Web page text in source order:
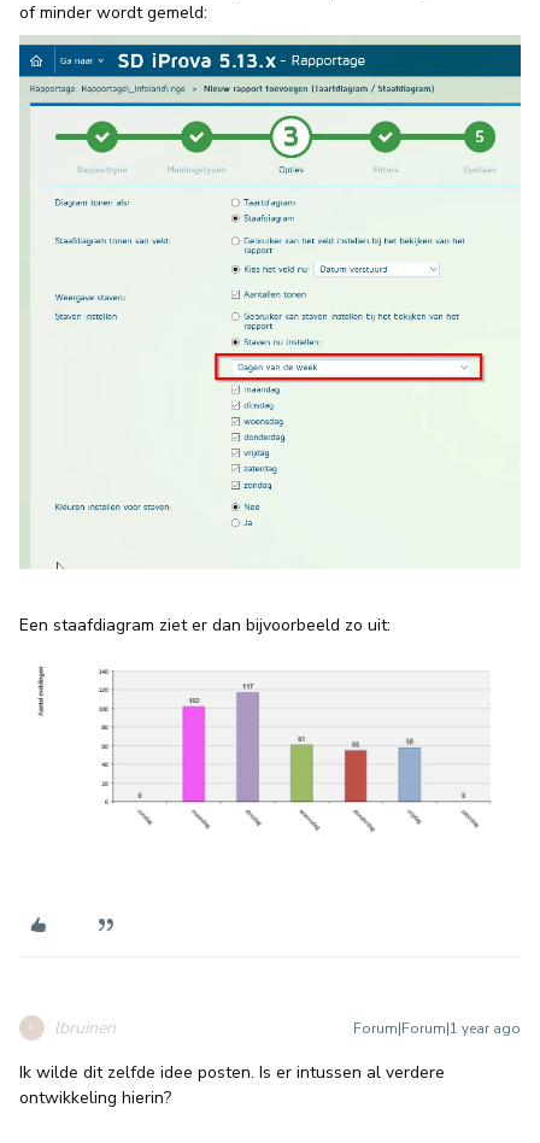
of minder wordt gemeld:
Een staafdiagram ziet er dan bijvoorbeeld zo uit:
L lbruinen Forum|Forum|1 year ago
Ik wilde dit zelfde idee posten. Is er intussen al verdere
ontwikkeling hierin?